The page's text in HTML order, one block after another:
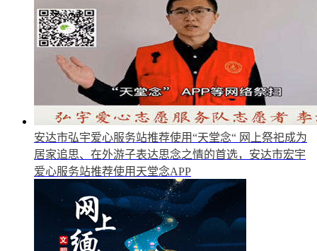
安达市弘宇爱心服务站推荐使用“天堂念“ 网上祭祀成为
居家追思、在外游子表达思念之情的首选，安达市宏宇
爱心服务站推荐使用天堂念APP